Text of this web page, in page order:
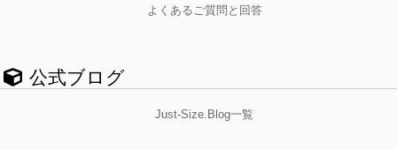
よくあるご質問と回答
公式ブログ
Just-Size.Blog一覧